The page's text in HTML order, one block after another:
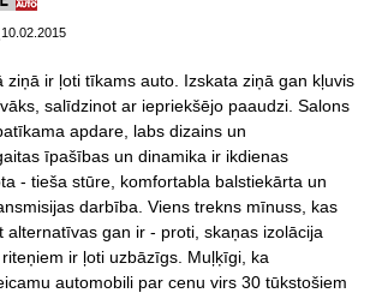
10.02.2015
ziņā ir ļoti tīkams auto. Izskata ziņā gan kļuvis
salīdzinot ar iepriekšējo paaudzi. Salons
apdare, labs dizains un
īpašības un dinamika ir ikdienas
- tieša stūre, komfortabla balstiekārta un
darbība. Viens trekns mīnuss, kas
alternatīvas gan ir - proti, skaņas izolācija
ir ļoti uzbāzīgs. Muļķīgi, ka
automobili par cenu virs 30 tūkstošiem